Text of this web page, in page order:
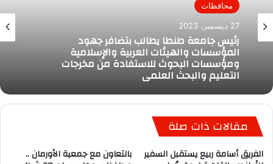
محافظات
27 ديسمبر، 2023
رئيس جامعة طنطا يطالب بتضافر جهود
المؤسسات والهيئات العربية والإسلامية
ومؤسسات البحوث للاستفادة من مخرجات
التعليم والبحث العلمي
مقالات ذات صلة
الفريق أسامة ربيع يستقبل السفير بالتعاون مع جمعية الأورمان ..